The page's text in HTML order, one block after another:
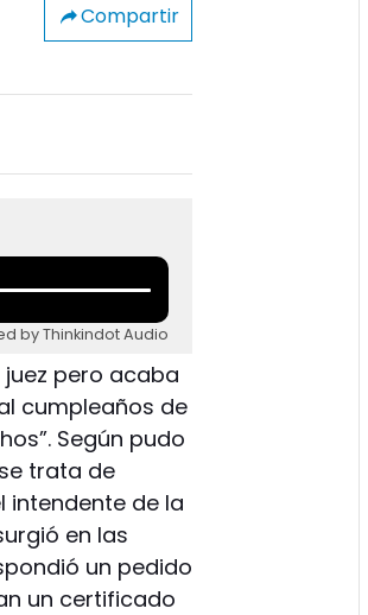
Compartir
by Thinkindot Audio
juez pero acaba
cumpleaños de
Según pudo
trata de
intendente de la
en las
un pedido
un certificado